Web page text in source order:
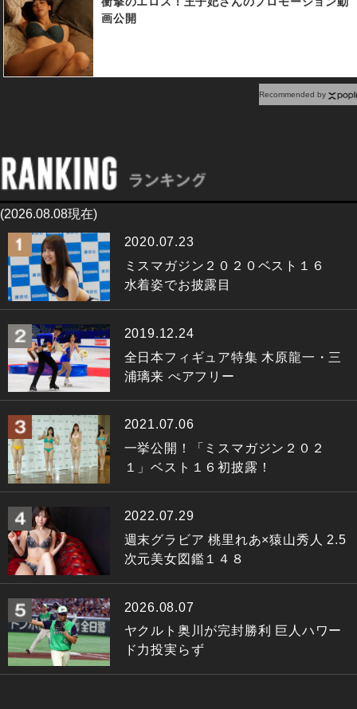
画公開
Recommended by
(2026.08.08現在)
2020.07.23
ミスマガジン２０２０ベスト１６
水着姿でお披露目
2019.12.24
全日本フィギュア特集 木原龍一・三
浦璃来 ぺアフリー
2021.07.06
一挙公開！「ミスマガジン２０２
１」ベスト１６初披露！
2022.07.29
週末グラビア 桃里れあ×猿山秀人 2.5
次元美女図鑑１４８
2026.08.07
ヤクルト奥川が完封勝利 巨人ハワー
ド力投実らず